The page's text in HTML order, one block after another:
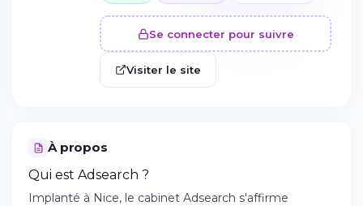
Se connecter pour suivre
Visiter le site
À propos
Qui est Adsearch ?
Implanté à Nice, le cabinet Adsearch s'affirme